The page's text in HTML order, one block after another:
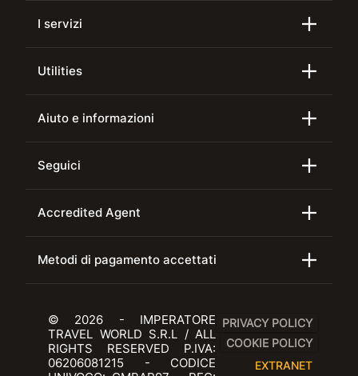
I servizi
Utilities
Aiuto e informazioni
Seguici
Accredited Agent
Metodi di pagamento accettati
© 2026 - IMPERATORE
TRAVEL WORLD S.R.L / ALL
RIGHTS RESERVED P.IVA:
06206081215 - CODICE
PRIVACY POLICY
COOKIE POLICY
EXTRANET